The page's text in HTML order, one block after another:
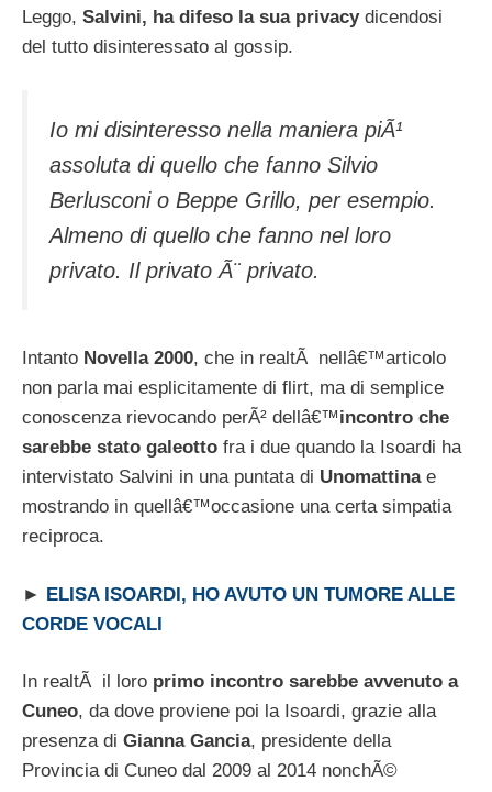
Leggo, Salvini, ha difeso la sua privacydicendosi
del tutto disinteressato al gossip.
Io mi disinteresso nella maniera piÃ¹
assoluta di quello che fanno Silvio
Berlusconi o Beppe Grillo, per esempio.
Almeno di quello che fanno nel loro
privato. Il privato Ã¨ privato.
Intanto Novella 2000, che in realtÃ nellâ€™articolo
non parla mai esplicitamente di flirt, ma di semplice
conoscenza rievocando perÃ² dellâ€™incontro che
sarebbe stato galeotto fra i due quando la Isoardi ha
intervistato Salvini in una puntata di Unomattinae
mostrando in quellâ€™occasione una certa simpatia
reciproca.
► ELISA ISOARDI, HO AVUTO UN TUMORE ALLE
CORDE VOCALI
In realtÃ il loro primo incontro sarebbe avvenuto a
Cuneo, da dove proviene poi la Isoardi, grazie alla
presenza di Gianna Gancia, presidente della
Provincia di Cuneo dal 2009 al 2014 nonchÃ©